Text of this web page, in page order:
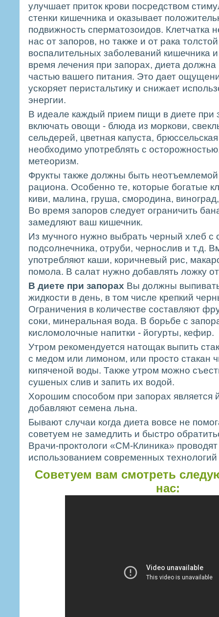
улучшает приток крови посредством
стенки кишечника и оказывает
подвижность сперматозоидов. Клетчатка
нас от запоров, но также и от рака
воспалительных заболеваний кишечника
время лечения при запорах, диета
частью вашего питания. Это дает
ускоряет перистальтику и снижает
энергии.
В идеале каждый прием пищи в диете при
включать овощи - блюда из моркови,
сельдерей, цветная капуста,
необходимо употреблять с
метеоризм.
Фрукты также должны быть
рациона. Особенно те, которые богатые
киви, малина, груша, смородина,
Во время запоров следует ограничить
замедляют ваш кишечник.
Из мучного нужно выбрать черный хлеб с
подсолнечника, отруби, чернослив и т.д.
употребляют каши, коричневый рис,
помола. В салат нужно добавлять ложку
В диете при запорах Вы должны
жидкости в день, в том числе крепкий
Ограничения в количестве составляют
соки, минеральная вода. В борьбе с
кисломолочные напитки - йогурты, кефир.
Утром рекомендуется натощак выпить
с медом или лимоном, или просто стакан
кипяченой воды. Также утром можно
сушеных слив и запить их водой.
Хорошим способом при запорах является
добавляют семена льна.
Бывают случаи когда диета вовсе не
советуем не замедлить и быстро
Врачи-проктологи «СМ-Клиника» проводят
использованием современных технологий
Советуем вам смотреть
нас: